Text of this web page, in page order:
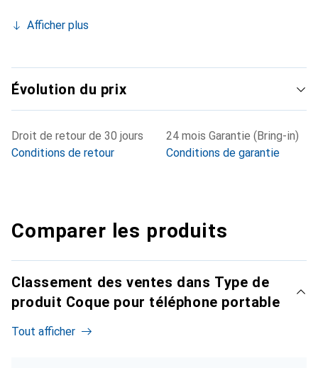
Afficher plus
Évolution du prix
Droit de retour de 30 jours
Conditions de retour
24 mois Garantie (Bring-in)
Conditions de garantie
Comparer les produits
Classement des ventes dans Type de
produit Coque pour téléphone portable
Tout afficher